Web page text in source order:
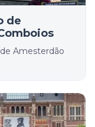
de
Amesterdão